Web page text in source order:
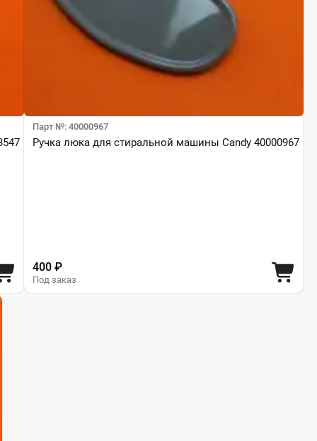
Парт №: 40000967
Ручка люка для стиральной машины Candy 40000967
400 ₽
Под заказ